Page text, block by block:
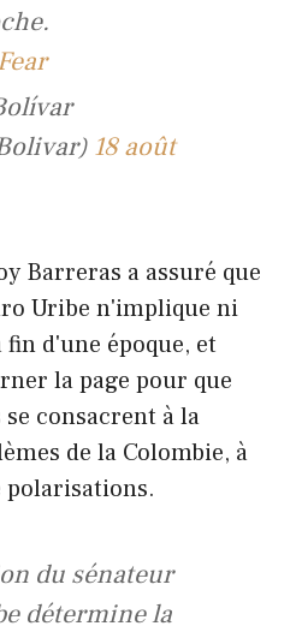
18 août
Barreras a assuré que
Uribe n'implique ni
d'une époque, et
la page pour que
consacrent à la
de la Colombie, à
polarisations.
du sénateur
détermine la